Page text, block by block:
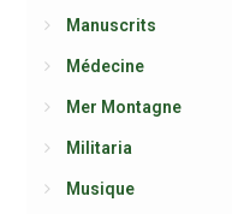
Manuscrits
Médecine
Mer Montagne
Militaria
Musique